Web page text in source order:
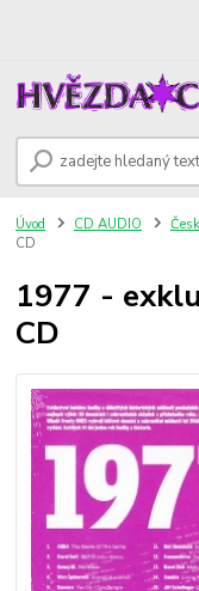
Úvod CD AUDIO
CD
1977 -
CD